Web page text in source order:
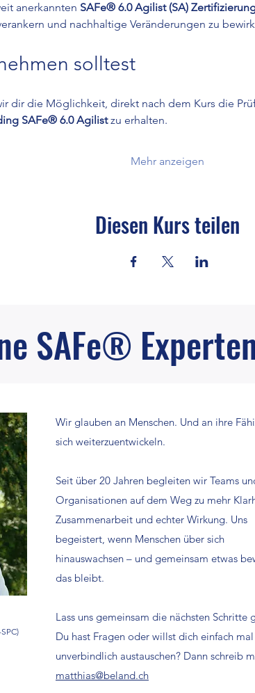
anerkannten SAFe® 6.0 Agilist (SA)
und nachhaltige Veränderungen zu
solltest
dir die Möglichkeit, direkt nach dem Kurs die
SAFe® 6.0 Agilist zu erhalten.
Mehr anzeigen
Diesen Kurs teilen
SAFe®
Wir glauben an Menschen. Und an ihre
sich weiterzuentwickeln.
Seit über 20 Jahren begleiten wir Teams
Organisationen auf dem Weg zu mehr
Zusammenarbeit und echter Wirkung. Uns
begeistert, wenn Menschen über sich
hinauswachsen – und gemeinsam etwas
das bleibt.
Lass uns gemeinsam die nächsten Schritte
Du hast Fragen oder willst dich einfach mal
unverbindlich austauschen? Dann schreib
matthias@beland.ch